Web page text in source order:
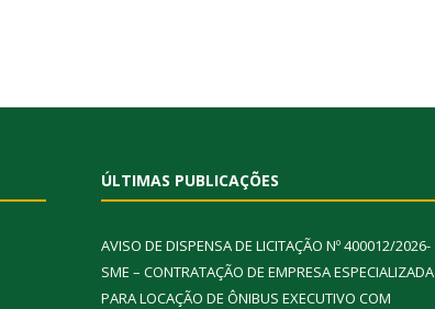
ÚLTIMAS PUBLICAÇÕES
AVISO DE DISPENSA DE LICITAÇÃO Nº 400012/2026-
SME – CONTRATAÇÃO DE EMPRESA ESPECIALIZADA
PARA LOCAÇÃO DE ÔNIBUS EXECUTIVO COM